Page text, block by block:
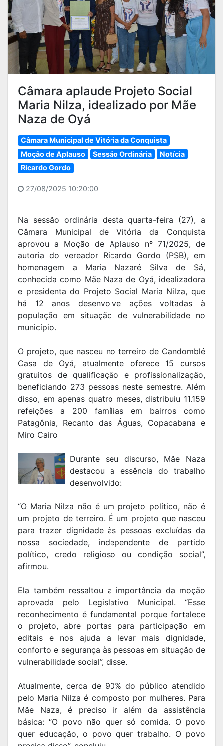
Câmara aplaude Projeto Social
Maria Nilza, idealizado por Mãe
Naza de Oyá
Câmara Municipal de Vitória da Conquista
Moção de Aplauso
Sessão Ordinária
Notícia
Ricardo Gordo
27/08/2025 10:20:00
Na sessão ordinária desta quarta-feira (27), a
Câmara Municipal de Vitória da Conquista
aprovou a Moção de Aplauso nº 71/2025, de
autoria do vereador Ricardo Gordo (PSB), em
homenagem a Maria Nazaré Silva de Sá,
conhecida como Mãe Naza de Oyá, idealizadora
e presidenta do Projeto Social Maria Nilza, que
há 12 anos desenvolve ações voltadas à
população em situação de vulnerabilidade no
município.
O projeto, que nasceu no terreiro de Candomblé
Casa de Oyá, atualmente oferece 15 cursos
gratuitos de qualificação e profissionalização,
beneficiando 273 pessoas neste semestre. Além
disso, em apenas quatro meses, distribuiu 11.159
refeições a 200 famílias em bairros como
Patagônia, Recanto das Águas, Copacabana e
Miro Cairo
Durante seu discurso, Mãe Naza
destacou a essência do trabalho
desenvolvido:
“O Maria Nilza não é um projeto político, não é
um projeto de terreiro. É um projeto que nasceu
para trazer dignidade às pessoas excluídas da
nossa sociedade, independente de partido
político, credo religioso ou condição social”,
afirmou.
Ela também ressaltou a importância da moção
aprovada pelo Legislativo Municipal. “Esse
reconhecimento é fundamental porque fortalece
o projeto, abre portas para participação em
editais e nos ajuda a levar mais dignidade,
conforto e segurança às pessoas em situação de
vulnerabilidade social”, disse.
Atualmente, cerca de 90% do público atendido
pelo Maria Nilza é composto por mulheres. Para
Mãe Naza, é preciso ir além da assistência
básica: “O povo não quer só comida. O povo
quer educação, o povo quer trabalho. O povo